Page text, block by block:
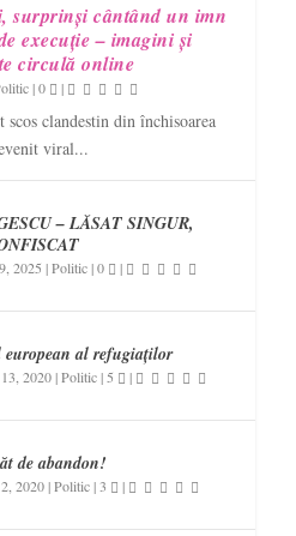
surprinși cântând un imn
execuție – imagini și
circulă online
|0 |
clandestin din închisoarea
viral...
– LĂSAT SINGUR,
2025 |Politic|0 |
european al refugiaților
2020|Politic| 5 |
de abandon!
2020|Politic|3 |